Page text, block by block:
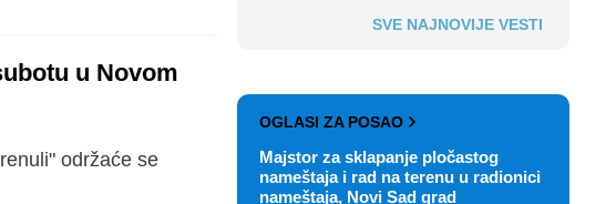
u Novom
održaće se
SVE NAJNOVIJE VESTI
OGLASI ZA POSAO
Majstor za sklapanje pločastog
nameštaja i rad na terenu u radionici
nameštaja, Novi Sad grad